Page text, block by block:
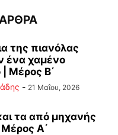
της πιανόλας
ένα χαμένο
| Μέρος Β΄
- 21 Μαΐου, 2026
τα από μηχανής
Μέρος Α΄